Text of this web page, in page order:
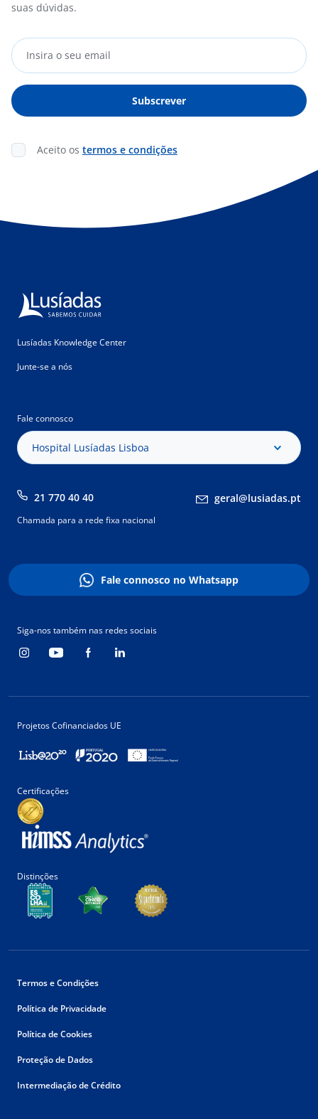
suas dúvidas.
Aceito os termos e condições
Lusíadas Knowledge Center
Junte-se a nós
Fale connosco
Hospital Lusíadas Lisboa
21 770 40 40 geral@lusiadas.pt
Chamada para a rede fixa nacional
Fale connosco no Whatsapp
Siga-nos também nas redes sociais
Projetos Cofinanciados UE
Certificações
Distinções
Termos e Condições
Política de Privacidade
Política de Cookies
Proteção de Dados
Intermediação de Crédito